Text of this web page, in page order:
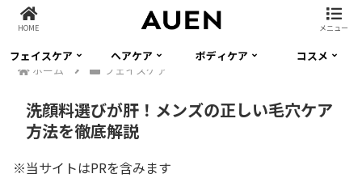
フェイスケア ヘアケア ボディケア
コスメ
ホーム
フェイスケア
洗顔料選びが肝！メンズの正しい毛穴ケア
方法を徹底解説
※当サイトはPRを含みます
HOME メニュー